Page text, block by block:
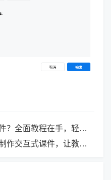
教程在手，轻松应对演示需求
式课件，让教学更有趣味性